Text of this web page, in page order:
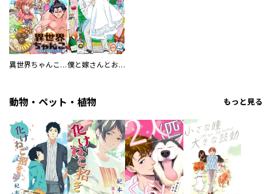
異世界ちゃんこ～横綱目前に召喚されたんだが～ 【連載版】 僕と嫁さんとお酒の関係
動物・ペット・植物 もっと見る